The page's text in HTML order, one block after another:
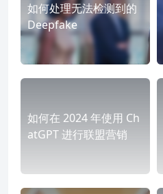
如何处理无法检测到的
Deepfake
如何在 2024 年使用 Ch
atGPT 进行联盟营销